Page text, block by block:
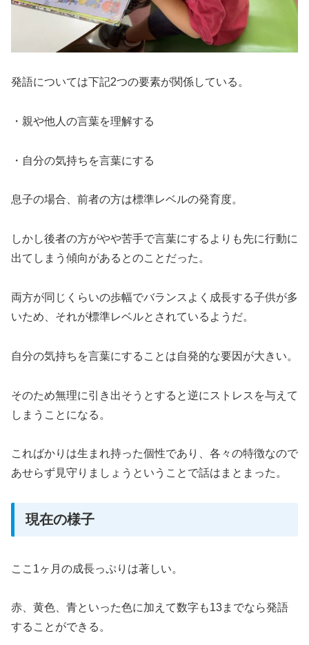
発語については下記2つの要素が関係している。
・親や他人の言葉を理解する
・自分の気持ちを言葉にする
息子の場合、前者の方は標準レベルの発育度。
しかし後者の方がやや苦手で言葉にするよりも先に行動に
出てしまう傾向があるとのことだった。
両方が同じくらいの歩幅でバランスよく成長する子供が多
いため、それが標準レベルとされているようだ。
自分の気持ちを言葉にすることは自発的な要因が大きい。
そのため無理に引き出そうとすると逆にストレスを与えて
しまうことになる。
こればかりは生まれ持った個性であり、各々の特徴なので
あせらず見守りましょうということで話はまとまった。
現在の様子
ここ1ヶ月の成長っぷりは著しい。
赤、黄色、青といった色に加えて数字も13までなら発語
することができる。